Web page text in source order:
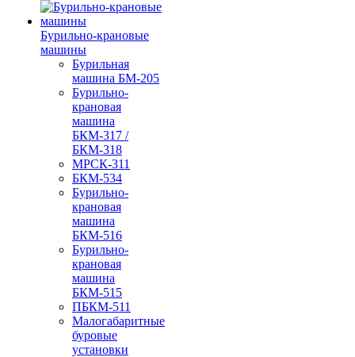
Бурильно-крановые
машины
Бурильная
машина БМ-205
Бурильно-
крановая
машина
БКМ-317 /
БКМ-318
МРСК-311
БКМ-534
Бурильно-
крановая
машина
БКМ-516
Бурильно-
крановая
машина
БКМ-515
ПБКМ-511
Малогабаритные
буровые
установки